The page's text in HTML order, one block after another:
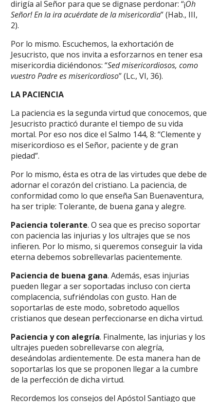
dirigía al Señor para que se dignase perdonar: “¡Oh
Señor! En la ira acuérdate de la misericordia” (Hab., III,
2).
Por lo mismo. Escuchemos, la exhortación de
Jesucristo, que nos invita a esforzarnos en tener esa
misericordia diciéndonos: “Sed misericordiosos, como
vuestro Padre es misericordioso” (Lc., VI, 36).
LA PACIENCIA
La paciencia es la segunda virtud que conocemos, que
Jesucristo practicó durante el tiempo de su vida
mortal. Por eso nos dice el Salmo 144, 8: “Clemente y
misericordioso es el Señor, paciente y de gran
piedad”.
Por lo mismo, ésta es otra de las virtudes que debe de
adornar el corazón del cristiano. La paciencia, de
conformidad como lo que enseña San Buenaventura,
ha ser triple: Tolerante, de buena gana y alegre.
Paciencia tolerante. O sea que es preciso soportar
con paciencia las injurias y los ultrajes que se nos
infieren. Por lo mismo, si queremos conseguir la vida
eterna debemos sobrellevarlas pacientemente.
Paciencia de buena gana. Además, esas injurias
pueden llegar a ser soportadas incluso con cierta
complacencia, sufriéndolas con gusto. Han de
soportarlas de este modo, sobretodo aquellos
cristianos que desean perfeccionarse en dicha virtud.
Paciencia y con alegría. Finalmente, las injurias y los
ultrajes pueden sobrellevarse con alegría,
deseándolas ardientemente. De esta manera han de
soportarlas los que se proponen llegar a la cumbre
de la perfección de dicha virtud.
Recordemos los consejos del Apóstol Santiago que